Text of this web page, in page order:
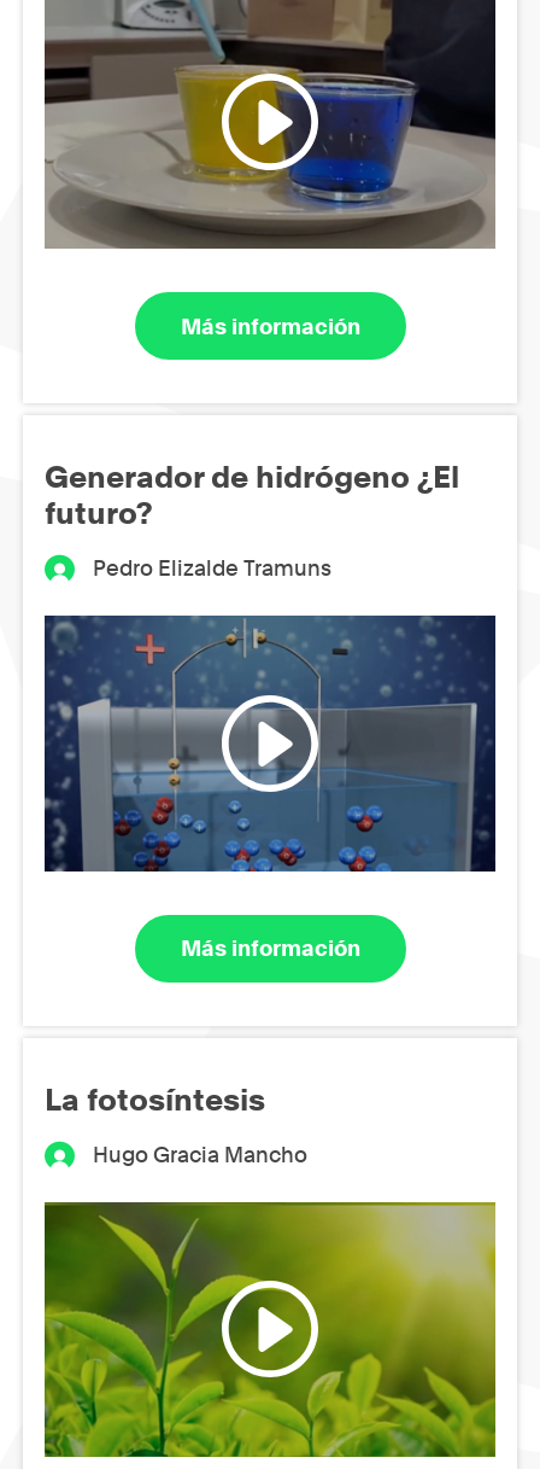
Más información
Generador de hidrógeno ¿El
futuro?
Pedro Elizalde Tramuns
Más información
La fotosíntesis
Hugo Gracia Mancho